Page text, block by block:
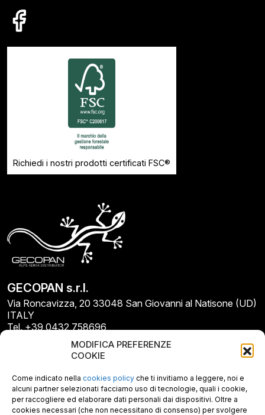
MODIFICA PREFERENZE
COOKIE
Come indicato nella cookies policy che ti invitiamo a leggere, noi e
alcuni partner selezionati facciamo uso di tecnologie, quali i cookie,
per raccogliere ed elaborare dati personali dai dispositivi. Oltre a
cookies necessari (che non necessitano di consenso) per svolgere
Richiedi i nostri prodotti certificati FSC®
GECOPAN s.r.l.
Via Roncavizza, 20 33048 San Giovanni al Natisone (UD)
ITALY
Tel. +39 0432 758696
E-mail: info@gecopan.it
E-mail PEC: gecopan@pec.it
P.I. E C.F. 02487660306
N. REA UD 264834
Capitale sociale € 30.000